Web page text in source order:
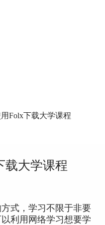
Folx下载大学课程
载大学课程
式，学习不限于非要
利用网络学习想要学